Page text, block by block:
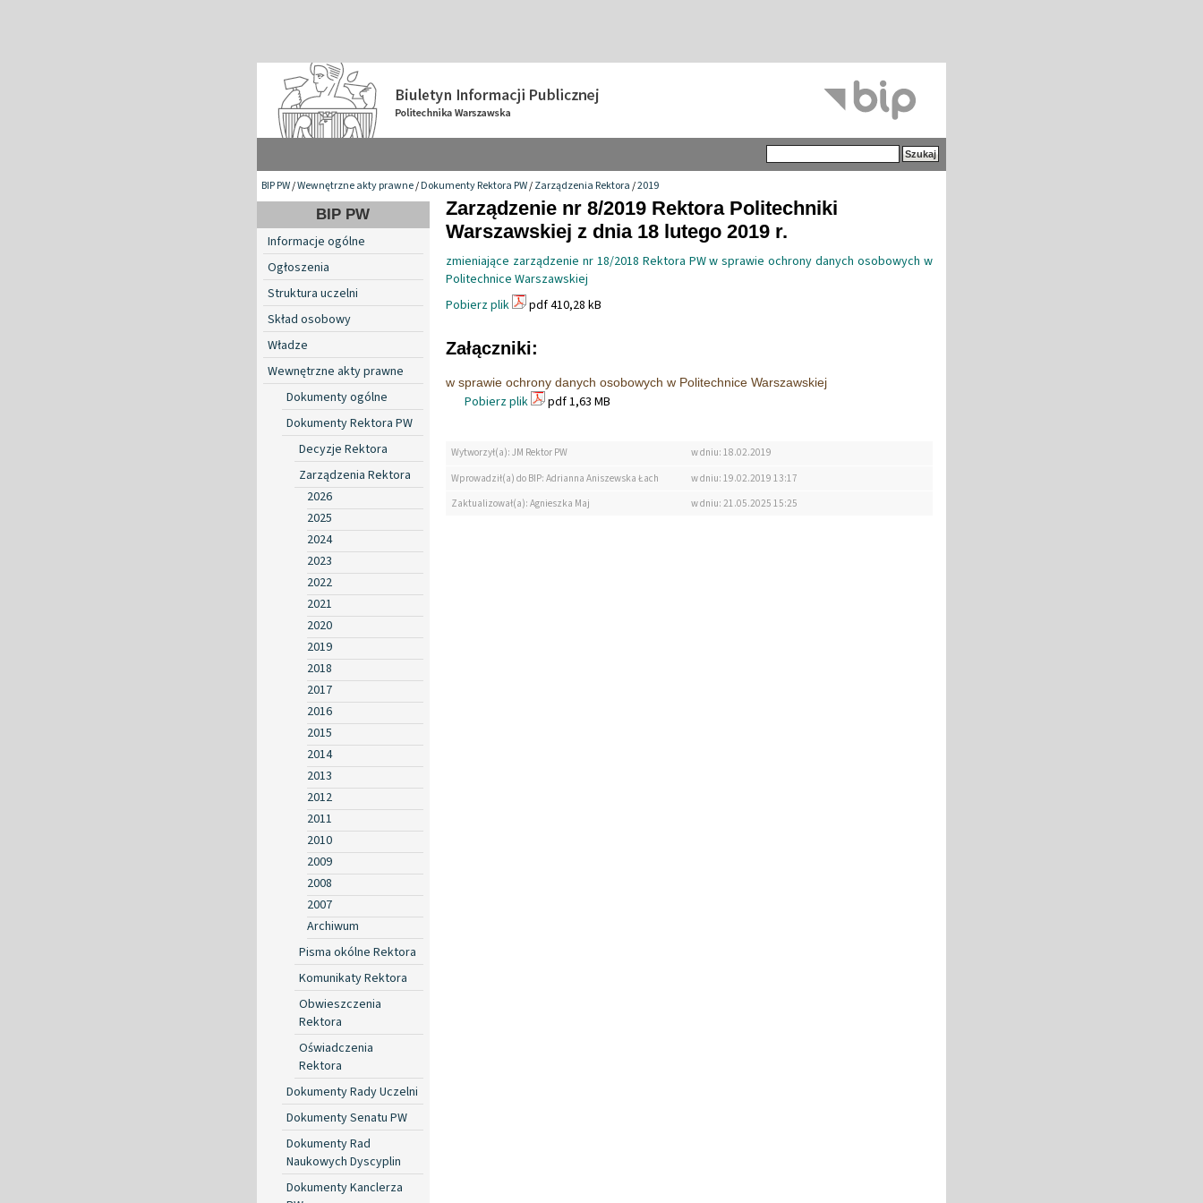
BIP PW/Wewnętrzne akty prawne/Dokumenty Rektora PW/Zarządzenia Rektora/2019
BIP PW
Informacje ogólne
Ogłoszenia
Struktura uczelni
Skład osobowy
Władze
Wewnętrzne akty prawne
Dokumenty ogólne
Dokumenty Rektora PW
Decyzje Rektora
Zarządzenia Rektora
2026
2025
2024
2023
2022
2021
2020
2019
2018
2017
2016
2015
2014
2013
2012
2011
2010
2009
2008
2007
Archiwum
Pisma okólne Rektora
Komunikaty Rektora
Obwieszczenia
Rektora
Oświadczenia
Rektora
Dokumenty Rady Uczelni
Dokumenty Senatu PW
Dokumenty Rad
Naukowych Dyscyplin
Dokumenty Kanclerza
Zarządzenie nr 8/2019 Rektora Politechniki
Warszawskiej z dnia 18 lutego 2019 r.
zmieniające zarządzenie nr 18/2018 Rektora PW w sprawie ochrony danych osobowych w
Politechnice Warszawskiej
Pobierz plik
pdf 410,28 kB
Załączniki:
w sprawie ochrony danych osobowych w Politechnice Warszawskiej
Pobierz plik pdf 1,63 MB
Wytworzył(a): JM Rektor PW
w dniu: 18.02.2019
Wprowadził(a) do BIP: Adrianna Aniszewska Łach
w dniu: 19.02.2019 13:17
Zaktualizował(a): Agnieszka Maj
w dniu: 21.05.2025 15:25